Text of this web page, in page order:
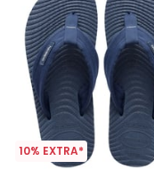
korting
toegepast.
10% EXTRA*